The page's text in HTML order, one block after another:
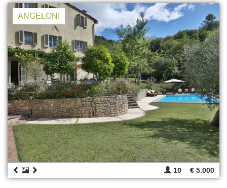
ANGELONI
10 € 5.000